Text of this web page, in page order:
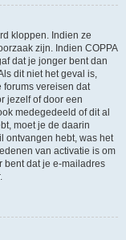
kloppen. Indien ze
zijn. Indien COPPA
dat je jonger bent dan
dit niet het geval is,
forums vereisen dat
jezelf of door een
medegedeeld of dit al
moet je de daarin
ontvangen hebt, was het
van activatie is om
bent dat je e-mailadres